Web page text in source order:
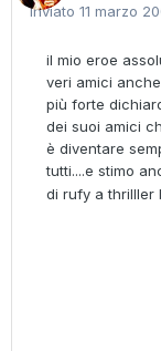
Inviato 11 marzo
il mio eroe
veri amici
più forte
dei suoi amici
è diventare
tutti....e stimo
di rufy a thrilller